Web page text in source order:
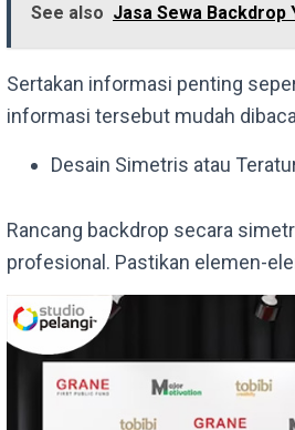
See also Jasa Sewa Backdrop
Sertakan informasi penting
informasi tersebut mudah
Desain Simetris atau
Rancang backdrop secara
profesional. Pastikan elemen-